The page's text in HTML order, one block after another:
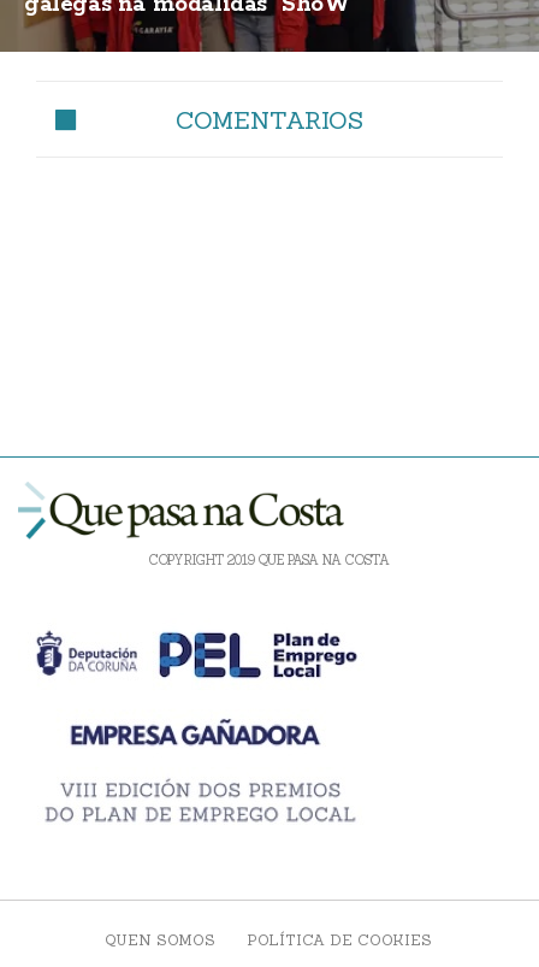
COMENTARIOS
COPYRIGHT 2019 QUE PASA NA COSTA
QUEN SOMOS
POLÍTICA DE COOKIES